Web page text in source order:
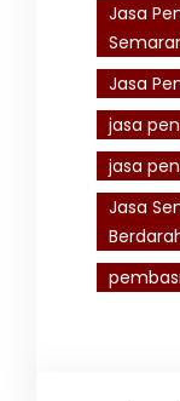
Jasa
Jasa
jasa
jasa
Jasa